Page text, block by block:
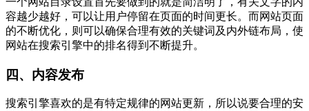
容越少越好，可以让用户停留在页面的时间更长。而网站页面
的不断优化，则可以确保合理有效的关键词及内外链布局，使
网站在搜索引擎中的排名得到不断提升。
四、内容发布
搜索引擎喜欢的是有特定规律的网站更新，所以说要合理的安